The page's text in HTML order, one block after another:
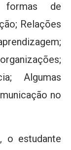
de
Relações
Algumas
no
o estudante